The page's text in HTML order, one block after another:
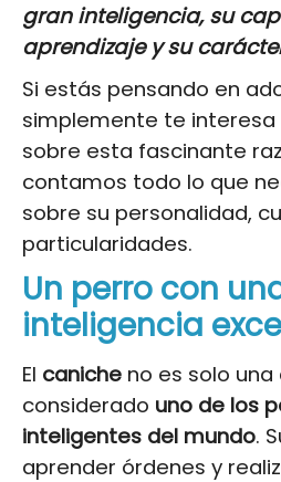
gran inteligencia, su
aprendizaje y su
Si estás pensando en
simplemente te
sobre esta fascinante
contamos todo lo que
sobre su personalidad,
particularidades.
Un perro con
inteligencia
El caniche no es solo
considerado uno de los
inteligentes del mundo.
aprender órdenes y